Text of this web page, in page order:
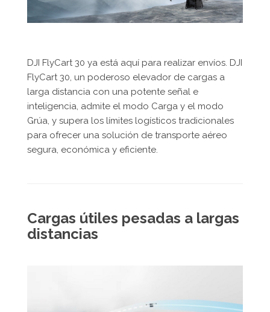
DJI FlyCart 30 ya está aquí para realizar envíos. DJI
FlyCart 30, un poderoso elevador de cargas a
larga distancia con una potente señal e
inteligencia, admite el modo Carga y el modo
Grúa, y supera los límites logísticos tradicionales
para ofrecer una solución de transporte aéreo
segura, económica y eficiente.
Cargas útiles pesadas a largas
distancias